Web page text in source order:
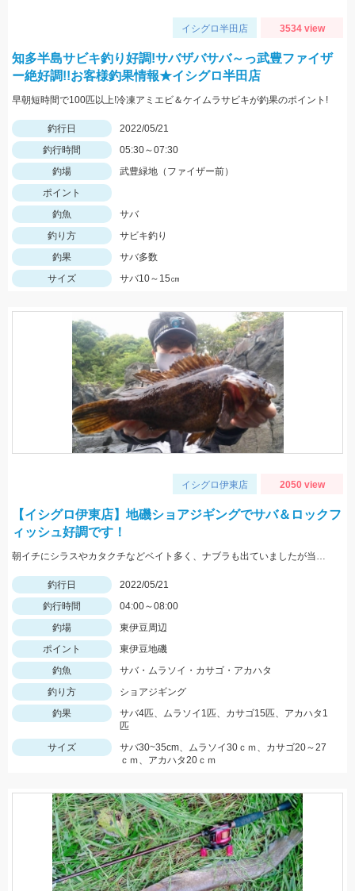
イシグロ半田店 3534 view
知多半島サビキ釣り好調!サバザバサバ～っ武豊ファイザ
ー絶好調!!お客様釣果情報★イシグロ半田店
早朝短時間で100匹以上!冷凍アミエビ＆ケイムラサビキが釣果のポイント!
釣行日
2022/05/21
釣行時間
05:30～07:30
釣場
武豊緑地（ファイザー前）
ポイント
釣魚
サバ
釣り方
サビキ釣り
釣果
サバ多数
サイズ
サバ10～15㎝
イシグロ伊東店 2050 view
【イシグロ伊東店】地磯ショアジギングでサバ＆ロックフ
ィッシュ好調です！
朝イチにシラスやカタクチなどベイト多く、ナブラも出ていましたが当たってきたのはサバでした。
釣行日
2022/05/21
釣行時間
04:00～08:00
釣場
東伊豆周辺
ポイント
東伊豆地磯
釣魚
サバ・ムラソイ・カサゴ・アカハタ
釣り方
ショアジギング
釣果
サバ4匹、ムラソイ1匹、カサゴ15匹、アカハタ1
匹
サイズ
サバ30~35cm、ムラソイ30ｃｍ、カサゴ20～27
ｃｍ、アカハタ20ｃｍ